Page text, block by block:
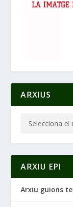
ARXIUS
ARXIU EPI
Arxiu guions